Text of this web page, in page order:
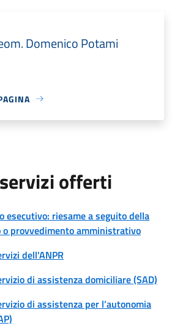
Domenico Potami
offerti
esecutivo: riesame a seguito della
provvedimento amministrativo
dell'ANPR
di assistenza domiciliare (SAD)
di assistenza per l’autonomia